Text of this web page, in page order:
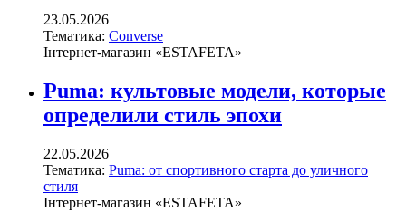
23.05.2026
Тематика: Converse
Інтернет-магазин «ESTAFETA»
Puma: культовые модели, которые
определили стиль эпохи
22.05.2026
Тематика: Puma: от спортивного старта до уличного
стиля
Інтернет-магазин «ESTAFETA»